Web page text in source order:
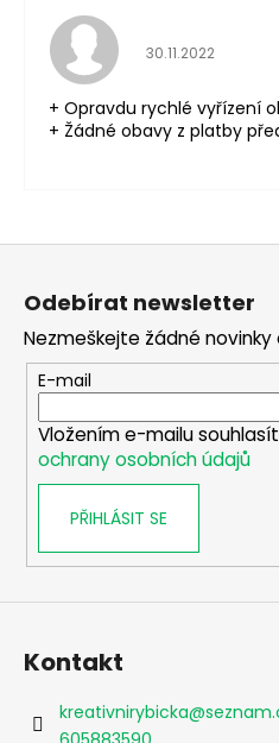
Hodnocení
30.11.2022
+ Opravdu rychlé vyřízení
+ Žádné obavy z platby
Odebírat newsletter
Nezmeškejte žádné novinky
E-mail
Vložením e-mailu
ochrany osobních údajů
PŘIHLÁSIT SE
Kontakt
kreativnirybicka@